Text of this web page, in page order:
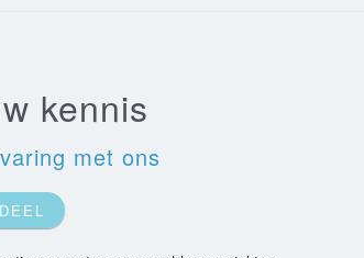
kennis
met ons
DEEL